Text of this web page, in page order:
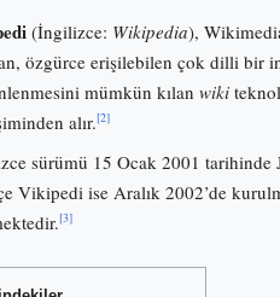
(İngilizce: Wikipedia),
özgürce erişilebilen çok dilli bir
mümkün kılan wiki
alır.[2]
sürümü 15 Ocak 2001 tarihinde
Vikipedi ise Aralık 2002’de
[3]